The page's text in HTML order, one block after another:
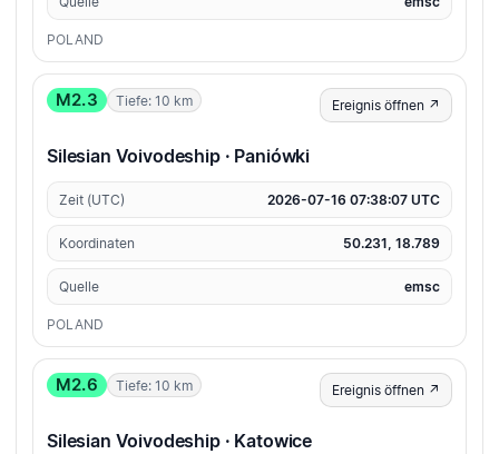
POLAND
M2.3 Tiefe: 10 km Ereignis öffnen ↗
Silesian Voivodeship · Paniówki
Zeit (UTC) 2026-07-16 07:38:07 UTC
Koordinaten 50.231, 18.789
Quelle emsc
POLAND
M2.6 Tiefe: 10 km Ereignis öffnen ↗
Silesian Voivodeship · Katowice